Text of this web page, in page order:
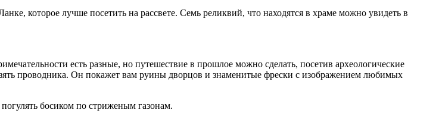
которое лучше посетить на рассвете. Семь реликвий, что находятся в храме можно увидеть в
есть разные, но путешествие в прошлое можно сделать, посетив археологические
проводника. Он покажет вам руины дворцов и знаменитые фрески с изображением любимых
босиком по стриженым газонам.